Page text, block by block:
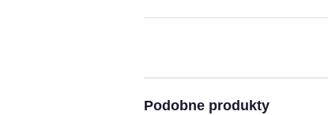
Podobne produkty